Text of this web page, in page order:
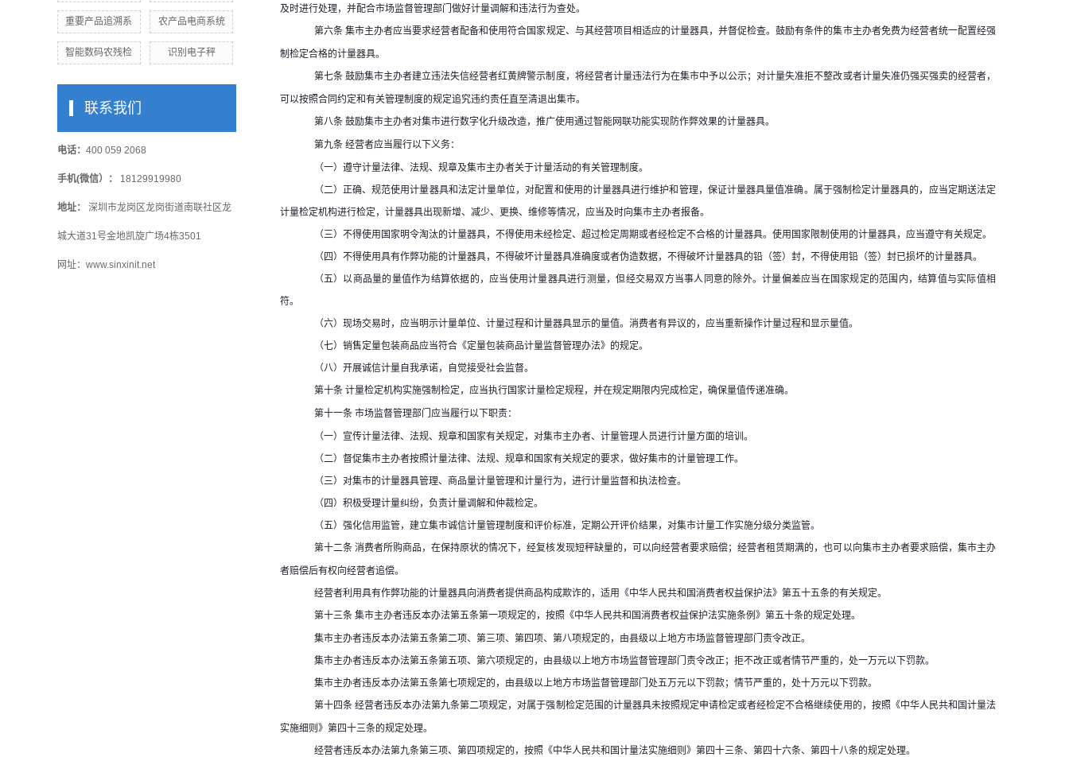
重要产品追溯系 农产品电商系统
智能数码农残检 识别电子秤
联系我们
电话： 400 059 2068
手机(微信）： 18129919980
地址： 深圳市龙岗区龙岗街道南联社区龙
城大道31号金地凯旋广场4栋3501
网址：www.sinxinit.net
及时进行处理，并配合市场监督管理部门做好计量调解和违法行为查处。
第六条 集市主办者应当要求经营者配备和使用符合国家规定、与其经营项目相适应的计量器具，并督促检查。鼓励有条件的集市主办者免费为经营者统一配置经强
制检定合格的计量器具。
第七条鼓励集市主办者建立违法失信经营者红黄牌警示制度，将经营者计量违法行为在集市中予以公示；对计量失准拒不整改或者计量失准仍强买强卖的经营者，
可以按照合同约定和有关管理制度的规定追究违约责任直至清退出集市。
第八条鼓励集市主办者对集市进行数字化升级改造，推广使用通过智能网联功能实现防作弊效果的计量器具。
第九条经营者应当履行以下义务：
（一）遵守计量法律、法规、规章及集市主办者关于计量活动的有关管理制度。
（二）正确、规范使用计量器具和法定计量单位，对配置和使用的计量器具进行维护和管理，保证计量器具量值准确。属于强制检定计量器具的，应当定期送法定
计量检定机构进行检定，计量器具出现新增、减少、更换、维修等情况，应当及时向集市主办者报备。
（三）不得使用国家明令淘汰的计量器具，不得使用未经检定、超过检定周期或者经检定不合格的计量器具。使用国家限制使用的计量器具，应当遵守有关规定。
（四）不得使用具有作弊功能的计量器具，不得破坏计量器具准确度或者伪造数据，不得破坏计量器具的铅（签）封，不得使用铅（签）封已损坏的计量器具。
（五）以商品量的量值作为结算依据的，应当使用计量器具进行测量，但经交易双方当事人同意的除外。计量偏差应当在国家规定的范围内，结算值与实际值相
符。
（六）现场交易时，应当明示计量单位、计量过程和计量器具显示的量值。消费者有异议的，应当重新操作计量过程和显示量值。
（七）销售定量包装商品应当符合《定量包装商品计量监督管理办法》的规定。
（八）开展诚信计量自我承诺，自觉接受社会监督。
第十条计量检定机构实施强制检定，应当执行国家计量检定规程，并在规定期限内完成检定，确保量值传递准确。
第十一条市场监督管理部门应当履行以下职责：
（一）宣传计量法律、法规、规章和国家有关规定，对集市主办者、计量管理人员进行计量方面的培训。
（二）督促集市主办者按照计量法律、法规、规章和国家有关规定的要求，做好集市的计量管理工作。
（三）对集市的计量器具管理、商品量计量管理和计量行为，进行计量监督和执法检查。
（四）积极受理计量纠纷，负责计量调解和仲裁检定。
（五）强化信用监管，建立集市诚信计量管理制度和评价标准，定期公开评价结果，对集市计量工作实施分级分类监管。
第十二条消费者所购商品，在保持原状的情况下，经复核发现短秤缺量的，可以向经营者要求赔偿；经营者租赁期满的，也可以向集市主办者要求赔偿，集市主办
者赔偿后有权向经营者追偿。
经营者利用具有作弊功能的计量器具向消费者提供商品构成欺诈的，适用《中华人民共和国消费者权益保护法》第五十五条的有关规定。
第十三条集市主办者违反本办法第五条第一项规定的，按照《中华人民共和国消费者权益保护法实施条例》第五十条的规定处理。
集市主办者违反本办法第五条第二项、第三项、第四项、第八项规定的，由县级以上地方市场监督管理部门责令改正。
集市主办者违反本办法第五条第五项、第六项规定的，由县级以上地方市场监督管理部门责令改正；拒不改正或者情节严重的，处一万元以下罚款。
集市主办者违反本办法第五条第七项规定的，由县级以上地方市场监督管理部门处五万元以下罚款；情节严重的，处十万元以下罚款。
第十四条经营者违反本办法第九条第二项规定，对属于强制检定范围的计量器具未按照规定申请检定或者经检定不合格继续使用的，按照《中华人民共和国计量法
实施细则》第四十三条的规定处理。
经营者违反本办法第九条第三项、第四项规定的，按照《中华人民共和国计量法实施细则》第四十三条、第四十六条、第四十八条的规定处理。